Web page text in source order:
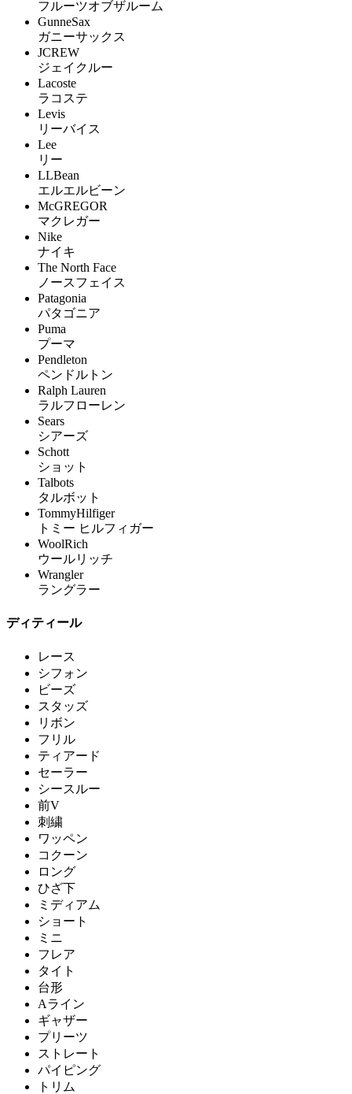
フルーツオブザルーム
GunneSax
ガニーサックス
JCREW
ジェイクルー
Lacoste
ラコステ
Levis
リーバイス
Lee
リー
LLBean
エルエルビーン
McGREGOR
マクレガー
Nike
ナイキ
The North Face
ノースフェイス
Patagonia
パタゴニア
Puma
プーマ
Pendleton
ペンドルトン
Ralph Lauren
ラルフローレン
Sears
シアーズ
Schott
ショット
Talbots
タルボット
TommyHilfiger
トミー ヒルフィガー
WoolRich
ウールリッチ
Wrangler
ラングラー
ディティール
レース
シフォン
ビーズ
スタッズ
リボン
フリル
ティアード
セーラー
シースルー
前V
刺繍
ワッペン
コクーン
ロング
ひざ下
ミディアム
ショート
ミニ
フレア
タイト
台形
Aライン
ギャザー
プリーツ
ストレート
パイピング
トリム